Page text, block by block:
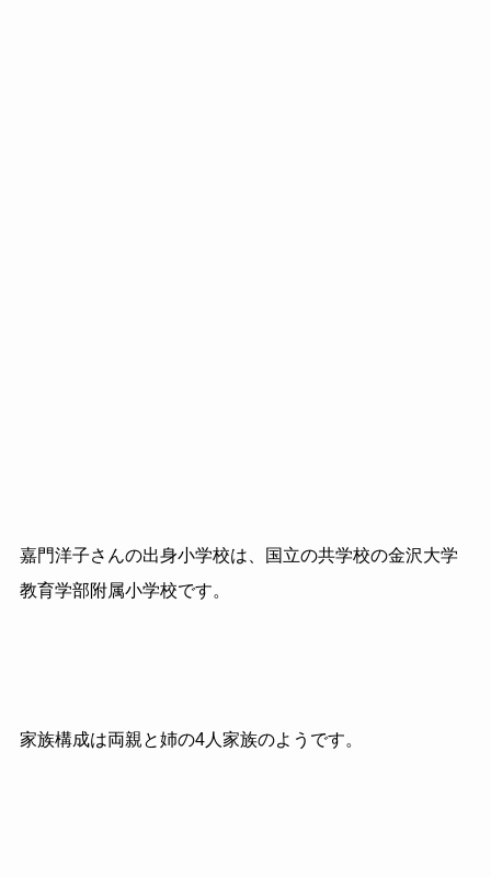
嘉門洋子さんの出身小学校は、国立の共学校の金沢大学
教育学部附属小学校です。
家族構成は両親と姉の4人家族のようです。